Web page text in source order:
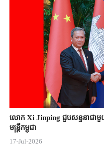
លោក Xi Jinping ជួបសន្ទនាជា
មន្ត្រីកម្ពុជា
17-Jul-2026